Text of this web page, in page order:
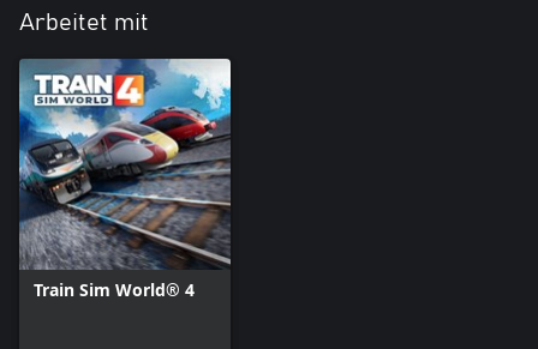
Arbeitet mit
Train Sim World® 4